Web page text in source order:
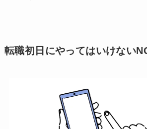
転職初日にやってはいけない